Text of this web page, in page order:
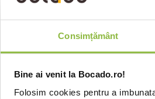
Consimțământ
Bine ai venit la Bocado.ro!
Folosim cookies pentru a
0